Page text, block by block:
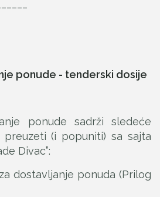
ponude - tenderski dosije
ponude sadrži sledeće
(i popuniti) sa sajta
Divac”:
dostavljanje ponuda (Prilog